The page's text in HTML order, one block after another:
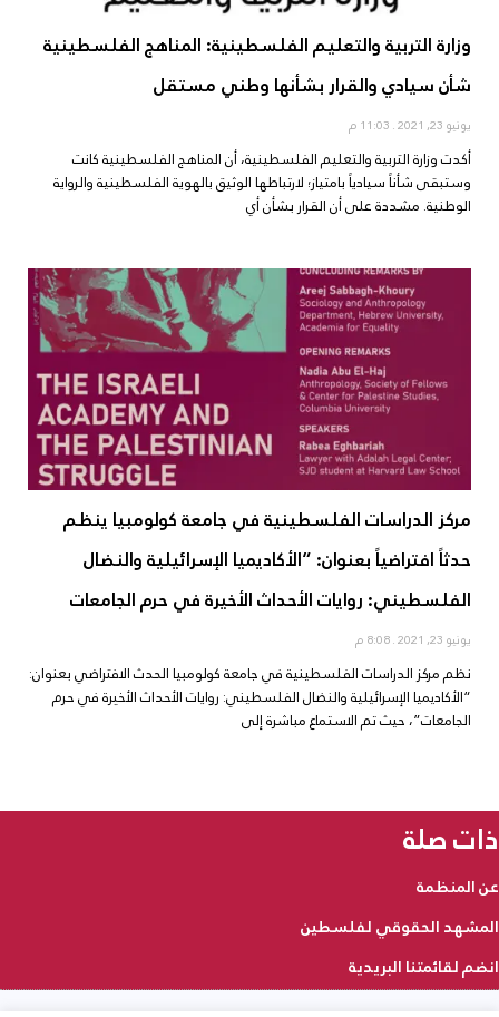
وزارة التربية والتعليم الفلسطينية: المناهج الفلسطينية
شأن سيادي والقرار بشأنها وطني مستقل
يونيو 23, 2021
أكدت وزارة التربية والتعليم الفلسطينية، أن المناهج الفلسطينية كانت
وستبقى شأناً سيادياً بامتياز؛ لارتباطها الوثيق بالهوية الفلسطينية والرواية
الوطنية. مشددة على أن القرار بشأن أي
مركز الدراسات الفلسطينية في جامعة كولومبيا ينظم
حدثاً افتراضياً بعنوان: “الأكاديميا الإسرائيلية والنضال
الفلسطيني: روايات الأحداث الأخيرة في حرم الجامعات
يونيو 23, 2021
نظم مركز الدراسات الفلسطينية في جامعة كولومبيا الحدث الافتراضي بعنوان:
“الأكاديميا الإسرائيلية والنضال الفلسطيني: روايات الأحداث الأخيرة في حرم
الجامعات”، حيث تم الاستماع مباشرة إلى
ذات صلة
عن المنظمة
المشهد الحقوقي لفلسطين
انضم لقائمتنا البريدية